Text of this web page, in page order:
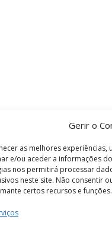
Gerir o
as melhores
e/ou aceder a informações
nos permitirá processar
neste site. Não consentir
certos recursos e funções.